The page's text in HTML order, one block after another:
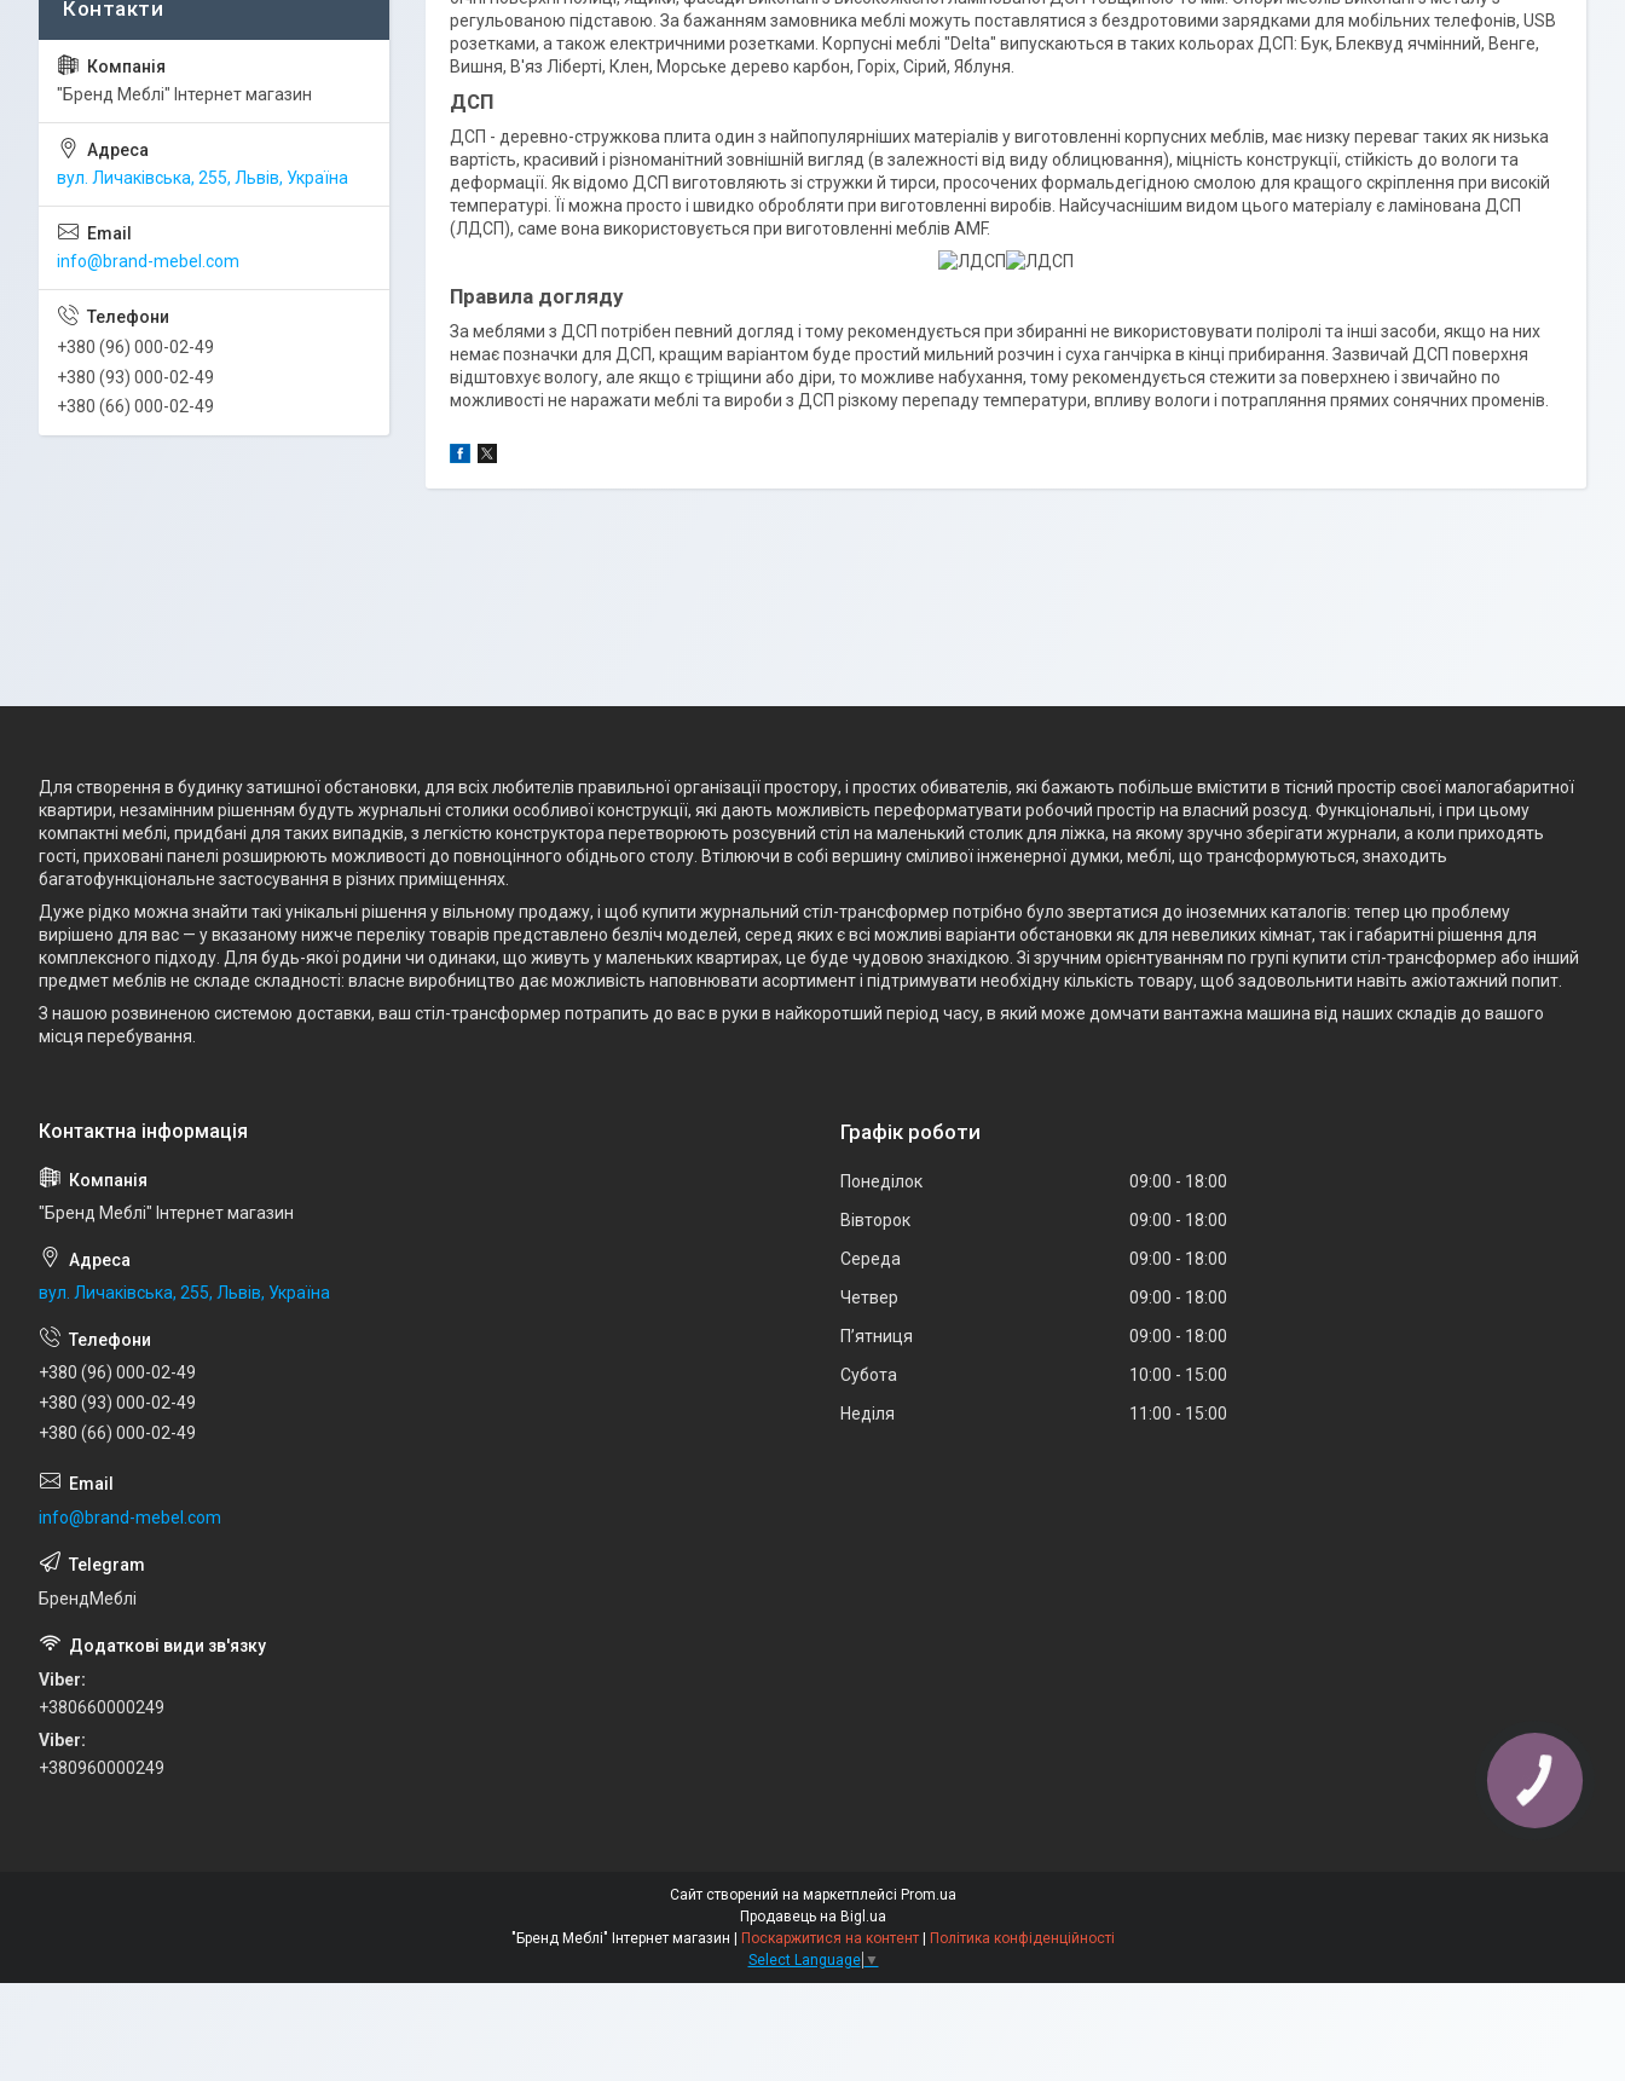
регульованою підставою. За бажанням замовника меблі можуть поставлятися з бездротовими зарядками для мобільних телефонів, USB
розетками, а також електричними розетками. Корпусні меблі "Delta" випускаються в таких кольорах ДСП: Бук, Блеквуд ячмінний, Венге,
Вишня, В'яз Ліберті, Клен, Морське дерево карбон, Горіх, Сірий, Яблуня.
ДСП
ДСП - деревно-стружкова плита один з найпопулярніших матеріалів у виготовленні корпусних меблів, має низку переваг таких як низька
вартість, красивий і різноманітний зовнішній вигляд (в залежності від виду облицювання), міцність конструкції, стійкість до вологи та
деформації. Як відомо ДСП виготовляють зі стружки й тирси, просочених формальдегідною смолою для кращого скріплення при високій
температурі. Її можна просто і швидко обробляти при виготовленні виробів. Найсучаснішим видом цього матеріалу є ламінована ДСП
(ЛДСП), саме вона використовується при виготовленні меблів AMF.
Правила догляду
За меблями з ДСП потрібен певний догляд і тому рекомендується при збиранні не використовувати поліролі та інші засоби, якщо на них
немає позначки для ДСП, кращим варіантом буде простий мильний розчин і суха ганчірка в кінці прибирання. Зазвичай ДСП поверхня
відштовхує вологу, але якщо є тріщини або діри, то можливе набухання, тому рекомендується стежити за поверхнею і звичайно по
можливості не наражати меблі та вироби з ДСП різкому перепаду температури, впливу вологи і потрапляння прямих сонячних променів.
"Бренд Меблі" Інтернет магазин
вул. Личаківська, 255, Львів, Україна
info@brand-mebel.com
+380 (96) 000-02-49
+380 (93) 000-02-49
+380 (66) 000-02-49
Для створення в будинку затишної обстановки, для всіх любителів правильної організації простору, і простих обивателів, які бажають побільше вмістити в тісний простір своєї малогабаритної
квартири, незамінним рішенням будуть журнальні столики особливої конструкції, які дають можливість переформатувати робочий простір на власний розсуд. Функціональні, і при цьому
компактні меблі, придбані для таких випадків, з легкістю конструктора перетворюють розсувний стіл на маленький столик для ліжка, на якому зручно зберігати журнали, а коли приходять
гості, приховані панелі розширюють можливості до повноцінного обіднього столу. Втілюючи в собі вершину сміливої інженерної думки, меблі, що трансформуються, знаходить
багатофункціональне застосування в різних приміщеннях.
Дуже рідко можна знайти такі унікальні рішення у вільному продажу, і щоб купити журнальний стіл-трансформер потрібно було звертатися до іноземних каталогів: тепер цю проблему
вирішено для вас — у вказаному нижче переліку товарів представлено безліч моделей, серед яких є всі можливі варіанти обстановки як для невеликих кімнат, так і габаритні рішення для
комплексного підходу. Для будь-якої родини чи одинаки, що живуть у маленьких квартирах, це буде чудовою знахідкою. Зі зручним орієнтуванням по групі купити стіл-трансформер або інший
предмет меблів не складе складності: власне виробництво дає можливість наповнювати асортимент і підтримувати необхідну кількість товару, щоб задовольнити навіть ажіотажний попит.
З нашою розвиненою системою доставки, ваш стіл-трансформер потрапить до вас в руки в найкоротший період часу, в який може домчати вантажна машина від наших складів до вашого
місця перебування.
"Бренд Меблі" Інтернет магазин
вул. Личаківська, 255, Львів, Україна
+380 (96) 000-02-49
+380 (93) 000-02-49
+380 (66) 000-02-49
info@brand-mebel.com
БрендМеблі
Viber
+380660000249
Viber
+380960000249
Графік роботи
Понеділок 09:00
18:00
Вівторок
09:00
18:00
Середа
09:00
18:00
Четвер
09:00
18:00
Пʼятниця
09:00
18:00
Субота
10:00
15:00
Неділя
11:00 15:00
Сайт створений на маркетплейсі Prom.ua
Продавець на Bigl.ua
"Бренд Меблі" Інтернет магазин | Поскаржитися на контент | Політика конфіденційності
Select Language ▼